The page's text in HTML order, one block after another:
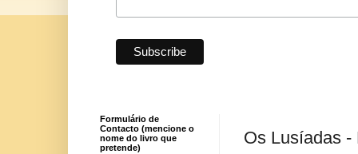
Os Lusíadas -
Formulário de
Contacto (mencione o
nome do livro que
pretende)